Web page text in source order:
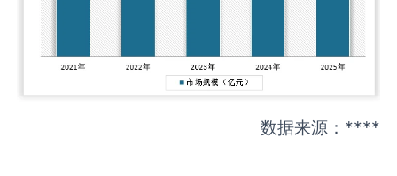
数据来源：****